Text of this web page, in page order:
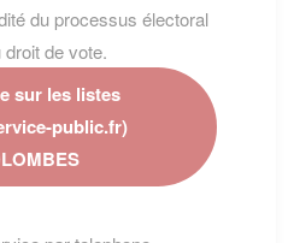
du processus électoral
de vote.
sur les listes
public.fr)